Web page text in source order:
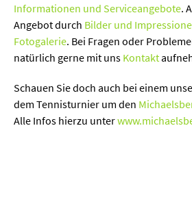
Informationen und Serviceangebote.
Angebot durch Bilder und
Fotogalerie. Bei Fragen oder
natürlich gerne mit uns Kontakt
Schauen Sie doch auch bei einem
dem Tennisturnier um den
Alle Infos hierzu unter